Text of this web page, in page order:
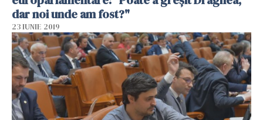
dar noi unde am fost?"
23 IUNIE 2019